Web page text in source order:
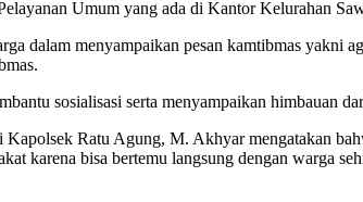
Umum yang ada di Kantor Kelurahan
dalam menyampaikan pesan kamtibmas yakni
sosialisasi serta menyampaikan himbauan
Ratu Agung, M. Akhyar mengatakan
karena bisa bertemu langsung dengan warga